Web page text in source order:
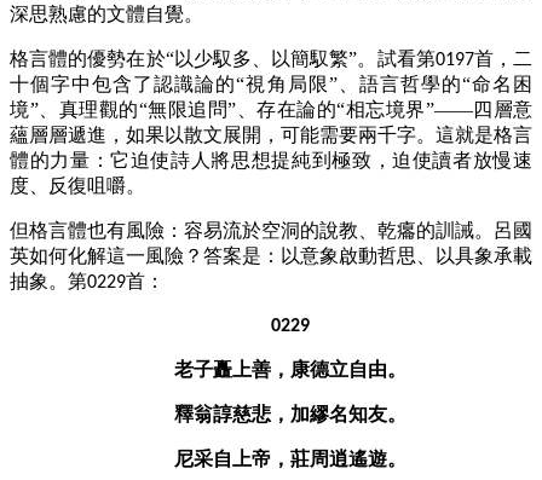
深思熟慮的文體自覺。
格言體的優勢在於“以少馭多、以簡馭繁”。試看第0197首，二
十個字中包含了認識論的“視角局限”、語言哲學的“命名困
境”、真理觀的“無限追問”、存在論的“相忘境界”——四層意
蘊層層遞進，如果以散文展開，可能需要兩千字。這就是格言
體的力量：它迫使詩人將思想提純到極致，迫使讀者放慢速
度、反復咀嚼。
但格言體也有風險：容易流於空洞的說教、乾癟的訓誡。呂國
英如何化解這一風險？答案是：以意象啟動哲思、以具象承載
抽象。第0229首：
0229
老子矗上善，康德立自由。
釋翁諄慈悲，加繆名知友。
尼采自上帝，莊周逍遙遊。